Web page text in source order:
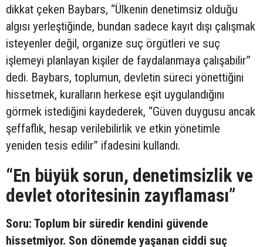
dikkat çeken Baybars, “Ülkenin denetimsiz olduğu
algısı yerleştiğinde, bundan sadece kayıt dışı çalışmak
isteyenler değil, organize suç örgütleri ve suç
işlemeyi planlayan kişiler de faydalanmaya çalışabilir”
dedi. Baybars, toplumun, devletin süreci yönettiğini
hissetmek, kuralların herkese eşit uygulandığını
görmek istediğini kaydederek, “Güven duygusu ancak
şeffaflık, hesap verilebilirlik ve etkin yönetimle
yeniden tesis edilir” ifadesini kullandı.
“En büyük sorun, denetimsizlik ve
devlet otoritesinin zayıflaması”
Soru: Toplum bir süredir kendini güvende
hissetmiyor. Son dönemde yaşanan ciddi suç